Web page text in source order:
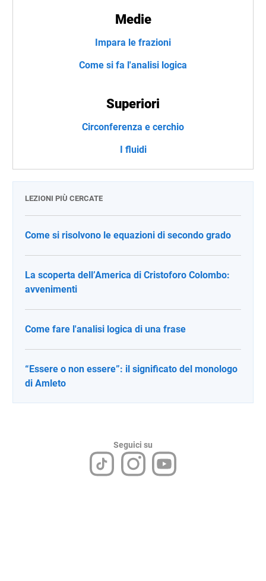
Medie
Impara le frazioni
Come si fa l'analisi logica
Superiori
Circonferenza e cerchio
I fluidi
LEZIONI PIÙ CERCATE
Come si risolvono le equazioni di secondo grado
La scoperta dell’America di Cristoforo Colombo:
avvenimenti
Come fare l'analisi logica di una frase
“Essere o non essere”: il significato del monologo
di Amleto
Seguici su